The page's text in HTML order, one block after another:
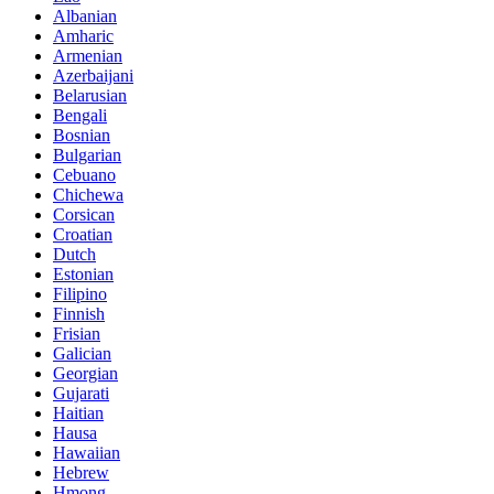
Albanian
Amharic
Armenian
Azerbaijani
Belarusian
Bengali
Bosnian
Bulgarian
Cebuano
Chichewa
Corsican
Croatian
Dutch
Estonian
Filipino
Finnish
Frisian
Galician
Georgian
Gujarati
Haitian
Hausa
Hawaiian
Hebrew